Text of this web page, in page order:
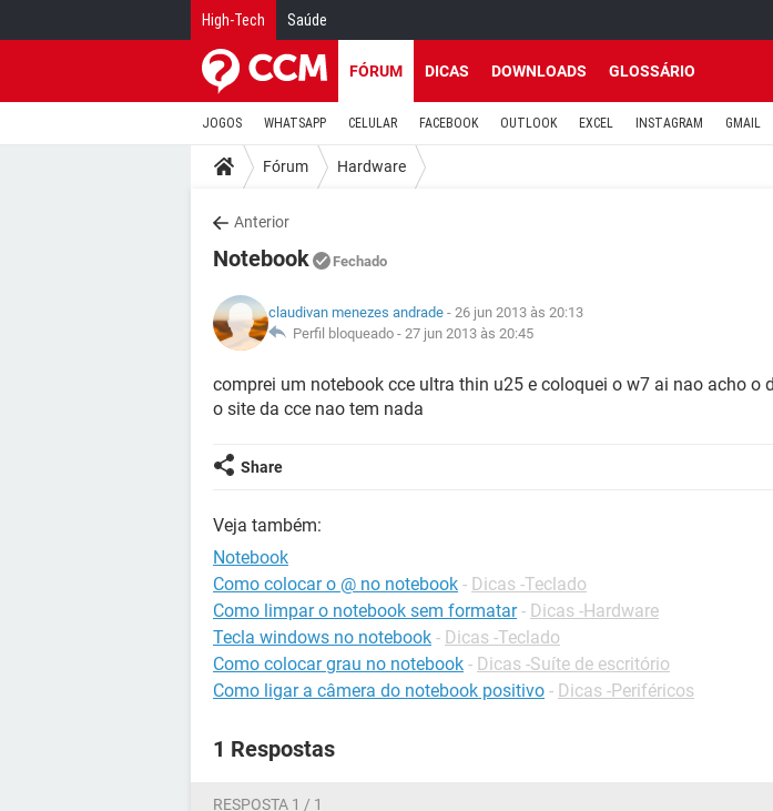
High-Tech Saúde
FÓRUM DICAS DOWNLOADS GLOSSÁRIO
JOGOS WHATSAPP CELULAR FACEBOOK OUTLOOK EXCEL INSTAGRAM GMAIL
Fórum Hardware
Anterior
Notebook Fechado
claudivan menezes andrade - 26 jun 2013 às 20:13
Perfil bloqueado - 27 jun 2013 às 20:45
comprei um notebook cce ultra thin u25 e coloquei o w7 ai nao acho o
o site da cce nao tem nada
Share
Veja também:
Notebook
Como colocar o @ no notebook - Dicas -Teclado
Como limpar o notebook sem formatar - Dicas -Hardware
Tecla windows no notebook - Dicas -Teclado
Como colocar grau no notebook - Dicas -Suíte de escritório
Como ligar a câmera do notebook positivo - Dicas -Periféricos
1 Respostas
RESPOSTA 1 / 1